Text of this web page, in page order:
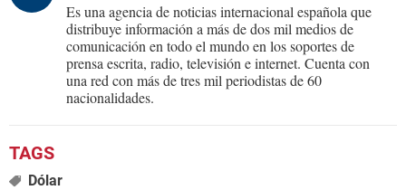
Es una agencia de noticias internacional española que
distribuye información a más de dos mil medios de
comunicación en todo el mundo en los soportes de
prensa escrita, radio, televisión e internet. Cuenta con
una red con más de tres mil periodistas de 60
nacionalidades.
Dólar